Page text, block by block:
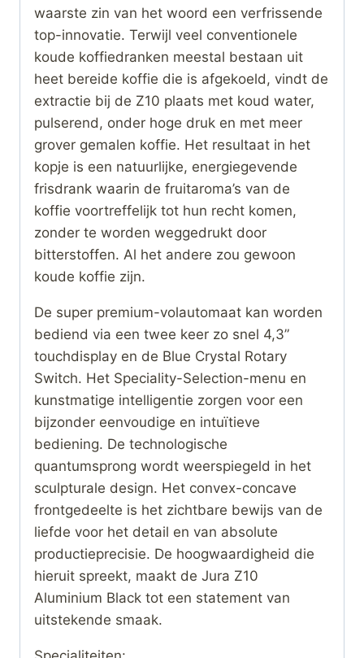
waarste zin van het woord een verfrissende
top-innovatie. Terwijl veel conventionele
koude koffiedranken meestal bestaan uit
heet bereide koffie die is afgekoeld, vindt de
extractie bij de Z10 plaats met koud water,
pulserend, onder hoge druk en met meer
grover gemalen koffie. Het resultaat in het
kopje is een natuurlijke, energiegevende
frisdrank waarin de fruitaroma’s van de
koffie voortreffelijk tot hun recht komen,
zonder te worden weggedrukt door
bitterstoffen. Al het andere zou gewoon
koude koffie zijn.
De super premium-volautomaat kan worden
bediend via een twee keer zo snel 4,3”
touchdisplay en de Blue Crystal Rotary
Switch. Het Speciality-Selection-menu en
kunstmatige intelligentie zorgen voor een
bijzonder eenvoudige en intuïtieve
bediening. De technologische
quantumsprong wordt weerspiegeld in het
sculpturale design. Het convex-concave
frontgedeelte is het zichtbare bewijs van de
liefde voor het detail en van absolute
productieprecisie. De hoogwaardigheid die
hieruit spreekt, maakt de Jura Z10
Aluminium Black tot een statement van
uitstekende smaak.